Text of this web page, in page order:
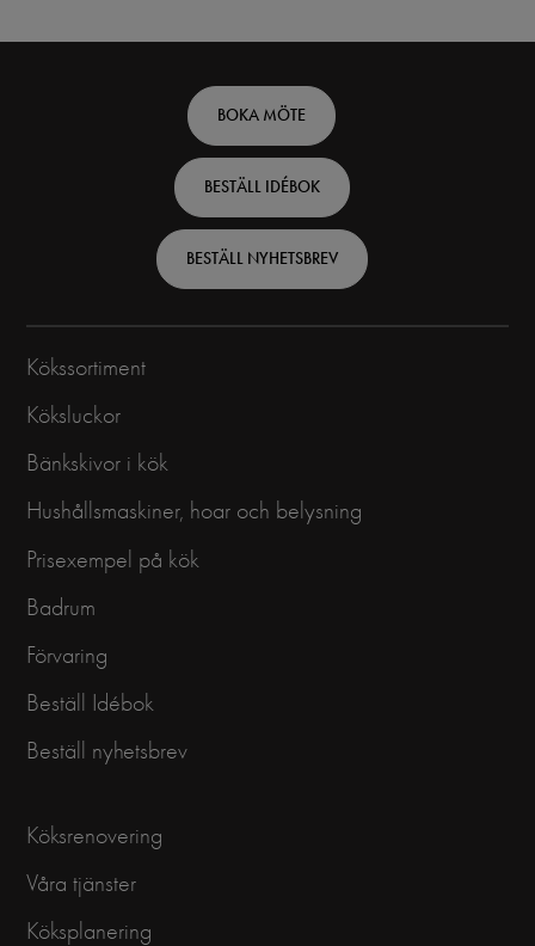
Swedish
BOKA MÖTE
BESTÄLL IDÉBOK
BESTÄLL NYHETSBREV
Kökssortiment
Köksluckor
Bänkskivor i kök
Hushållsmaskiner, hoar och belysning
Prisexempel på kök
Badrum
Förvaring
Beställ Idébok
Beställ nyhetsbrev
Köksrenovering
Våra tjänster
Köksplanering